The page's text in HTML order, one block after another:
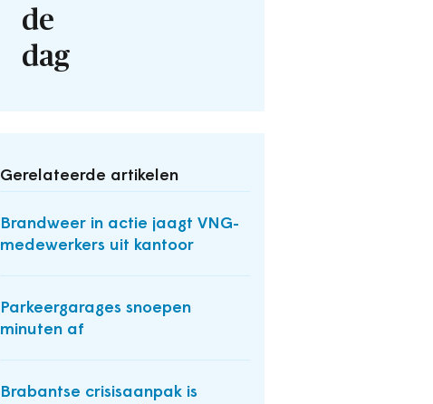
de
dag
Gerelateerde artikelen
Brandweer in actie jaagt VNG-
medewerkers uit kantoor
Parkeergarages snoepen
minuten af
Brabantse crisisaanpak is